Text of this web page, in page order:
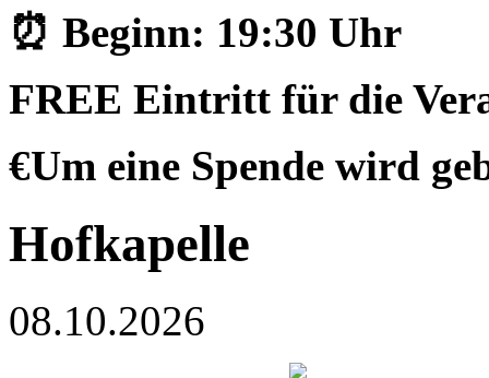
⏰ Beginn: 19:30 Uhr
FREE Eintritt für die
€Um eine Spende wird
Hofkapelle
08.10.2026